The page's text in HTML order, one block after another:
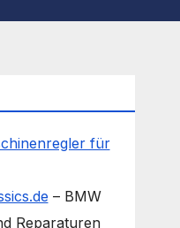
für
– BMW
Reparaturen